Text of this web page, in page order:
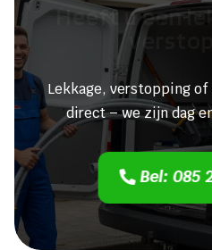
Heeft u een
Lekkage, verstopping
direct – we zijn dag
Bel: 085